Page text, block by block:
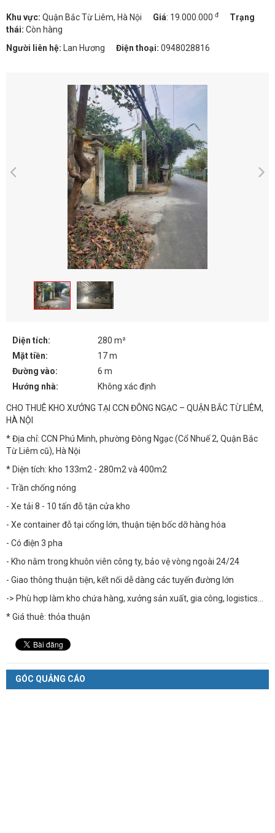
Khu vực: Quận Bắc Từ Liêm, Hà Nội Giá: 19.000.000 đ
Trạng
thái: Còn hàng
Người liên hệ: Lan Hương Điện thoại: 0948028816
Diện tích:
280 m²
Mặt tiền:
17 m
Đường vào:
6 m
Hướng nhà:
Không xác định
CHO THUÊ KHO XƯỞNG TẠI CCN ĐÔNG NGẠC – QUẬN BẮC TỪ LIÊM,
HÀ NỘI
* Địa chỉ: CCN Phú Minh, phường Đông Ngạc (Cổ Nhuế 2, Quận Bắc
Từ Liêm cũ), Hà Nội
* Diện tích: kho 133m2 - 280m2 và 400m2
- Trần chống nóng
- Xe tải 8 - 10 tấn đỗ tận cửa kho
- Xe container đỗ tại cổng lớn, thuận tiện bốc dỡ hàng hóa
- Có điện 3 pha
- Kho nằm trong khuôn viên công ty, bảo vệ vòng ngoài 24/24
- Giao thông thuận tiện, kết nối dễ dàng các tuyến đường lớn
-> Phù hợp làm kho chứa hàng, xưởng sản xuất, gia công, logistics...
* Giá thuê: thỏa thuận
GÓC QUẢNG CÁO